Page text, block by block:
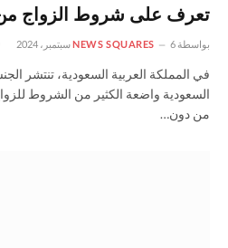
تعرف على شروط الزواج من
بواسطة NEWS SQUARES 6 سبتمبر، 2024
في المملكة العربية السعودية، تنتشر
السعودية واضعة الكثير من الشروط
من دون…